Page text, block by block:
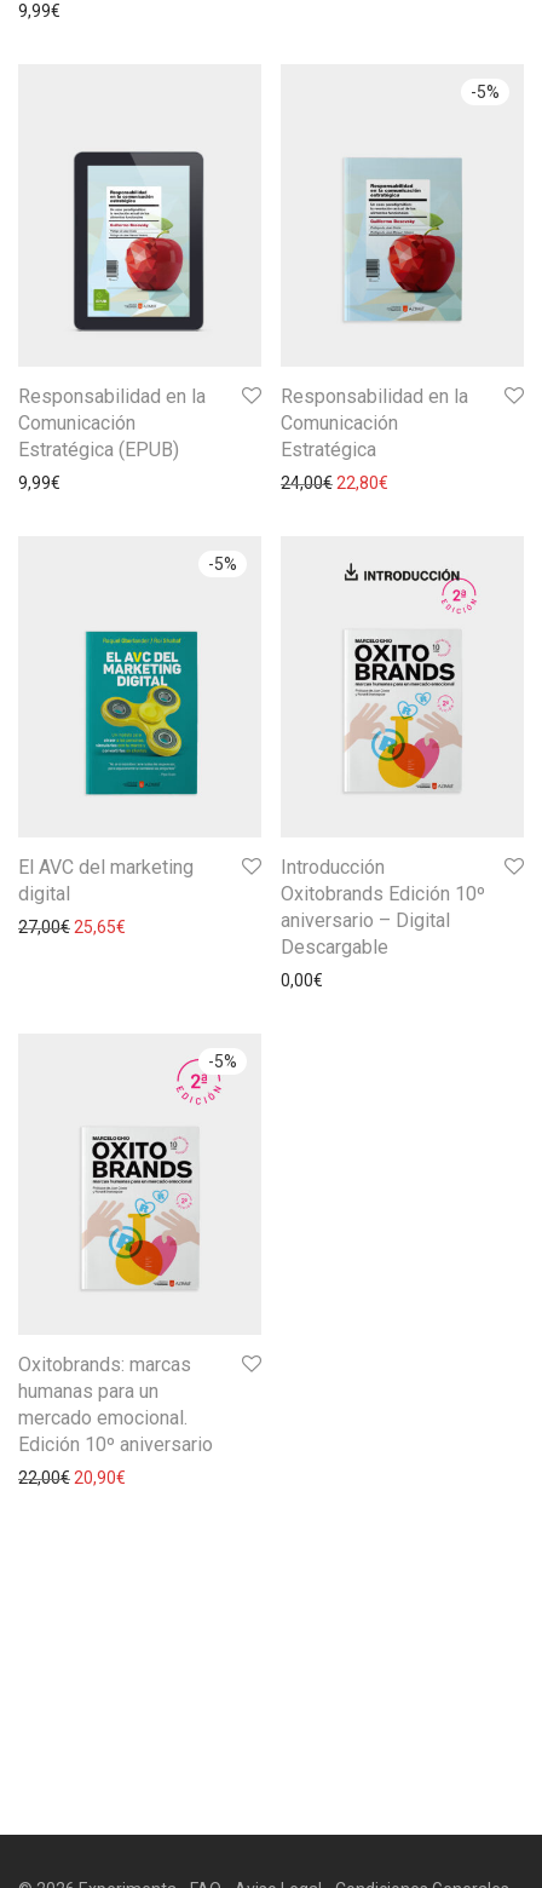
9,99€
Responsabilidad en la
Comunicación
Estratégica (EPUB)
9,99€
-5%
Responsabilidad en la
Comunicación
Estratégica
24,00€ 22,80€
-5%
El AVC del marketing
digital
27,00€ 25,65€
Introducción
Oxitobrands Edición 10º
aniversario – Digital
Descargable
0,00€
-5%
Oxitobrands: marcas
humanas para un
mercado emocional.
Edición 10º aniversario
22,00€ 20,90€